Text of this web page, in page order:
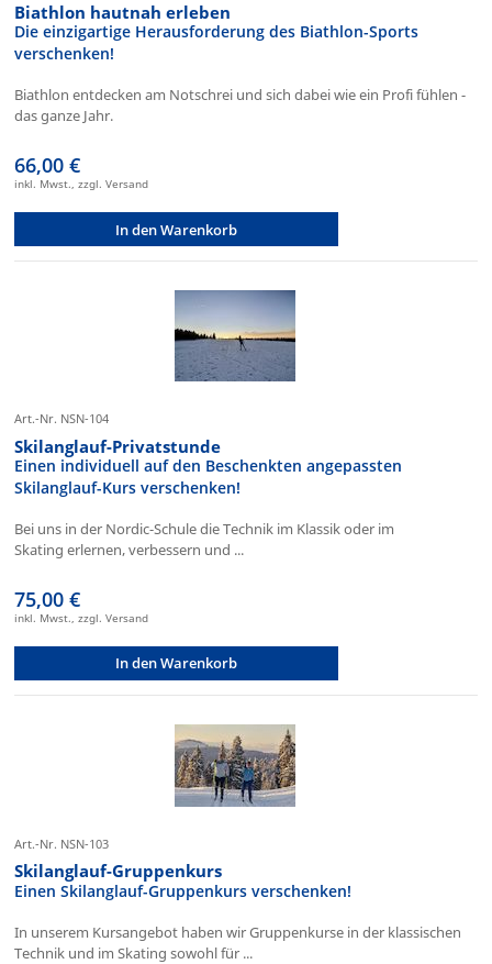
Biathlon hautnah erleben
Die einzigartige Herausforderung des Biathlon-Sports
verschenken!
Biathlon entdecken am Notschrei und sich dabei wie ein Profi fühlen -
das ganze Jahr.
66,00 €
inkl. Mwst., zzgl. Versand
In den Warenkorb
Art.-Nr. NSN-104
Skilanglauf-Privatstunde
Einen individuell auf den Beschenkten angepassten
Skilanglauf-Kurs verschenken!
Bei uns in der Nordic-Schule die Technik im Klassik oder im
Skating erlernen, verbessern und ...
75,00 €
inkl. Mwst., zzgl. Versand
In den Warenkorb
Art.-Nr. NSN-103
Skilanglauf-Gruppenkurs
Einen Skilanglauf-Gruppenkurs verschenken!
In unserem Kursangebot haben wir Gruppenkurse in der klassischen
Technik und im Skating sowohl für ...